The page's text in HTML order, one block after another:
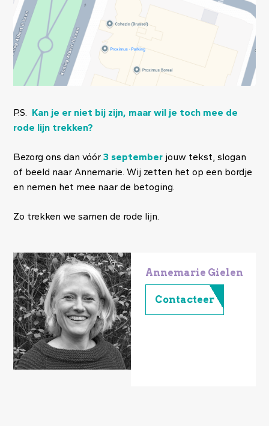
P.S. Kan je er niet bij zijn, maar wil je toch mee de
rode lijn trekken?
Bezorg ons dan vóór3 september jouw tekst, slogan
of beeld naar Annemarie. Wij zetten het op een bordje
en nemen het mee naar de betoging.
Zo trekken we samen de rode lijn.
Image
Annemarie Gielen
Contacteer